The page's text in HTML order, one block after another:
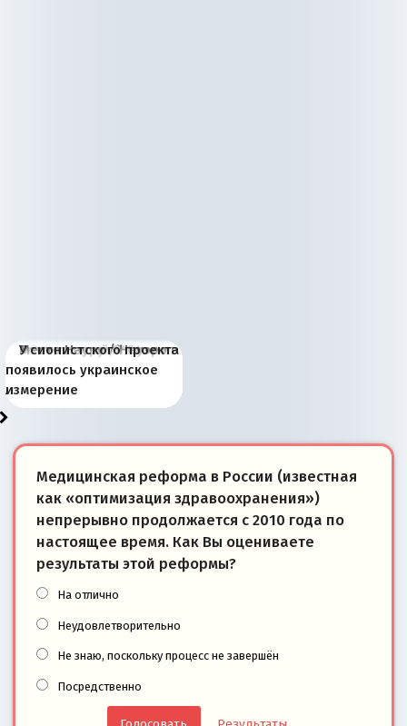
Киевская марионетка
Запада рассказала о
«переобувании» хозяев
В России назрели
перемены: 15 шагов к
суверенной экономике
Миграционный пожар
Европы
Россия начинает
сбрасывать балласт
Анкориджа
Россия зимой 1904
года: первые уступки во
внутренней политике
Русская нация вчера и
сегодня
Почему правый крах в
Варшаве не поможет её
отношениям с Россией?
Место Науру / Науэро в
современной истории
Южной Осетии
У сионистского проекта
появилось украинское
измерение
Медицинская реформа в России (известная
как «оптимизация здравоохранения»)
непрерывно продолжается с 2010 года по
настоящее время. Как Вы оцениваете
результаты этой реформы?
На отлично
Неудовлетворительно
Не знаю, поскольку процесс не завершён
Посредственно